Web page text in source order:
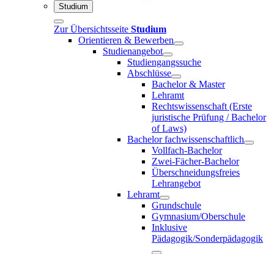
Studium
Zur Übersichtsseite Studium
Orientieren & Bewerben
Studienangebot
Studiengangssuche
Abschlüsse
Bachelor & Master
Lehramt
Rechtswissenschaft (Erste
juristische Prüfung / Bachelor
of Laws)
Bachelor fachwissenschaftlich
Vollfach-Bachelor
Zwei-Fächer-Bachelor
Überschneidungsfreies
Lehrangebot
Lehramt
Grundschule
Gymnasium/Oberschule
Inklusive
Pädagogik/Sonderpädagogik